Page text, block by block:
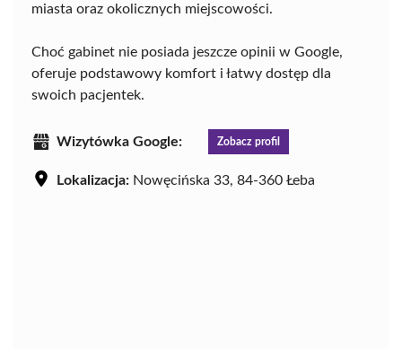
miasta oraz okolicznych miejscowości.
Choć gabinet nie posiada jeszcze opinii w Google,
oferuje podstawowy komfort i łatwy dostęp dla
swoich pacjentek.
Wizytówka Google: Zobacz profil
Lokalizacja: Nowęcińska 33, 84-360 Łeba